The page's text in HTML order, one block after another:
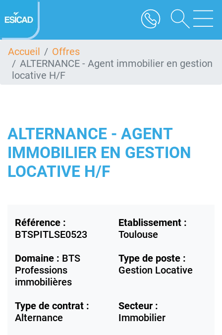
au
contenu
Accueil
Offres
ALTERNANCE - Agent immobilier en gestion
locative H/F
ALTERNANCE - AGENT
IMMOBILIER EN GESTION
LOCATIVE H/F
Référence :
BTSPITLSE0523
Etablissement :
Toulouse
Domaine : BTS
Professions
immobilières
Type de poste :
Gestion Locative
Type de contrat :
Alternance
Secteur :
Immobilier